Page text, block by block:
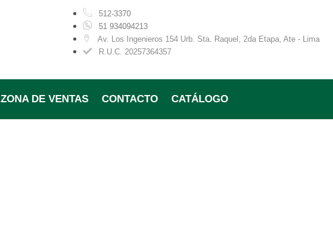
512-3370
51 934094213
Av. Los Ingenieros 154 Urb. Sta. Raquel, 2da Etapa, Ate - Lima
R.U.C. 20257364357
ZONA DE VENTAS CONTACTO CATÁLOGO